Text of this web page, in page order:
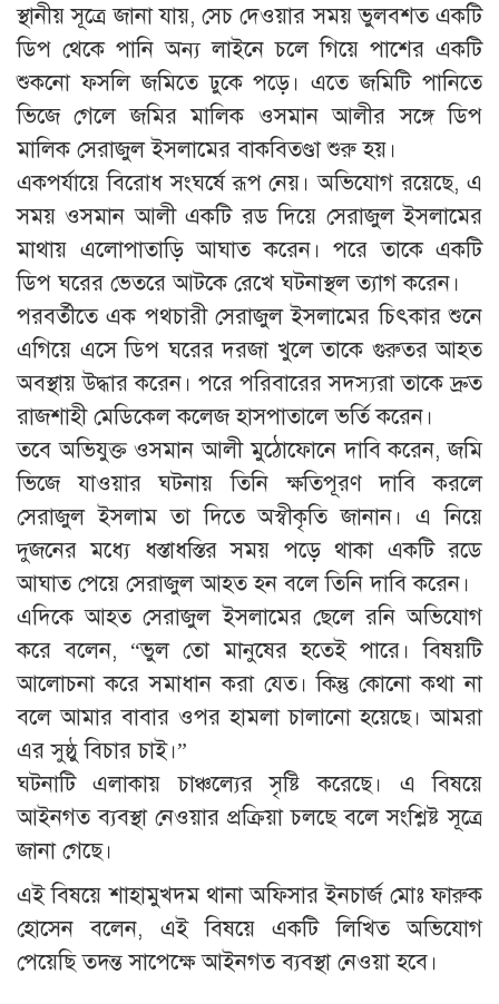
স্থানীয় সূত্রে জানা যায়, সেচ দেওয়ার সময় ভুলবশত একটি
ডিপ থেকে পানি অন্য লাইনে চলে গিয়ে পাশের একটি
শুকনো ফসলি জমিতে ঢুকে পড়ে। এতে জমিটি পানিতে
ভিজে গেলে জমির মালিক ওসমান আলীর সঙ্গে ডিপ
মালিক সেরাজুল ইসলামের বাকবিতণ্ডা শুরু হয়।
একপর্যায়ে বিরোধ সংঘর্ষে রূপ নেয়। অভিযোগ রয়েছে, এ
সময় ওসমান আলী একটি রড দিয়ে সেরাজুল ইসলামের
মাথায় এলোপাতাড়ি আঘাত করেন। পরে তাকে একটি
ডিপ ঘরের ভেতরে আটকে রেখে ঘটনাস্থল ত্যাগ করেন।
পরবর্তীতে এক পথচারী সেরাজুল ইসলামের চিৎকার শুনে
এগিয়ে এসে ডিপ ঘরের দরজা খুলে তাকে গুরুতর আহত
অবস্থায় উদ্ধার করেন। পরে পরিবারের সদস্যরা তাকে দ্রুত
রাজশাহী মেডিকেল কলেজ হাসপাতালে ভর্তি করেন।
তবে অভিযুক্ত ওসমান আলী মুঠোফোনে দাবি করেন, জমি
ভিজে যাওয়ার ঘটনায় তিনি ক্ষতিপূরণ দাবি করলে
সেরাজুল ইসলাম তা দিতে অস্বীকৃতি জানান। এ নিয়ে
দুজনের মধ্যে ধস্তাধস্তির সময় পড়ে থাকা একটি রডে
আঘাত পেয়ে সেরাজুল আহত হন বলে তিনি দাবি করেন।
এদিকে আহত সেরাজুল ইসলামের ছেলে রনি অভিযোগ
করে বলেন, “ভুল তো মানুষের হতেই পারে। বিষয়টি
আলোচনা করে সমাধান করা যেত। কিন্তু কোনো কথা না
বলে আমার বাবার ওপর হামলা চালানো হয়েছে। আমরা
এর সুষ্ঠু বিচার চাই।”
ঘটনাটি এলাকায় চাঞ্চল্যের সৃষ্টি করেছে। এ বিষয়ে
আইনগত ব্যবস্থা নেওয়ার প্রক্রিয়া চলছে বলে সংশ্লিষ্ট সূত্রে
জানা গেছে।
এই বিষয়ে শাহামুখদম থানা অফিসার ইনচার্জ মোঃ ফারুক
হোসেন বলেন, এই বিষয়ে একটি লিখিত অভিযোগ
পেয়েছি তদন্ত সাপেক্ষে আইনগত ব্যবস্থা নেওয়া হবে।